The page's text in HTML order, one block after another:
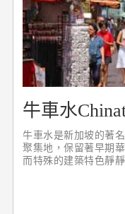
牛車水
牛車水是新加坡的著
聚集地，保留著早期
而特殊的建築特色靜